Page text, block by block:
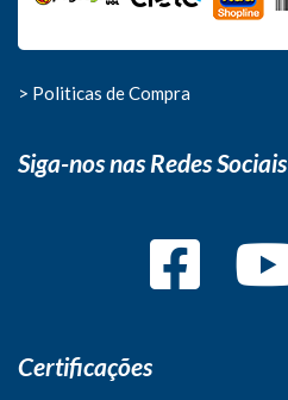
> Politicas de Compra
Siga-nos nas Redes Sociais
Certificações